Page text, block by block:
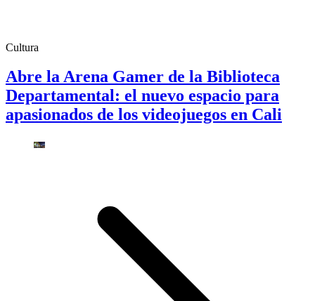
Cultura
Abre la Arena Gamer de la Biblioteca
Departamental: el nuevo espacio para
apasionados de los videojuegos en Cali